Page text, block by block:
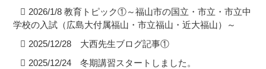
2026/1/8 教育トピック①～福山市の国立・市立・市立中
学校の入試（広島大付属福山・市立福山・近大福山）～
2025/12/28 大西先生ブログ記事①
2025/12/24 冬期講習スタートしました。